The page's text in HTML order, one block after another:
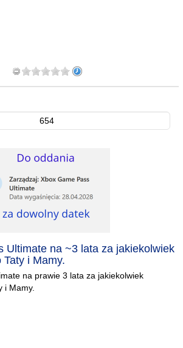
654
Ultimate na ~3 lata za jakiekolwiek
i Mamy.
na prawie 3 lata za jakiekolwiek
i Mamy.